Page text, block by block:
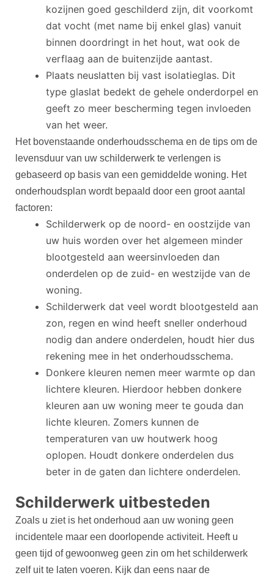
kozijnen goed geschilderd zijn, dit voorkomt
dat vocht (met name bij enkel glas) vanuit
binnen doordringt in het hout, wat ook de
verflaag aan de buitenzijde aantast.
Plaats neuslatten bij vast isolatieglas. Dit
type glaslat bedekt de gehele onderdorpel en
geeft zo meer bescherming tegen invloeden
van het weer.
Het bovenstaande onderhoudsschema en de tips om de
levensduur van uw schilderwerk te verlengen is
gebaseerd op basis van een gemiddelde woning. Het
onderhoudsplan wordt bepaald door een groot aantal
factoren:
Schilderwerk op de noord- en oostzijde van
uw huis worden over het algemeen minder
blootgesteld aan weersinvloeden dan
onderdelen op de zuid- en westzijde van de
woning.
Schilderwerk dat veel wordt blootgesteld aan
zon, regen en wind heeft sneller onderhoud
nodig dan andere onderdelen, houdt hier dus
rekening mee in het onderhoudsschema.
Donkere kleuren nemen meer warmte op dan
lichtere kleuren. Hierdoor hebben donkere
kleuren aan uw woning meer te gouda dan
lichte kleuren. Zomers kunnen de
temperaturen van uw houtwerk hoog
oplopen. Houdt donkere onderdelen dus
beter in de gaten dan lichtere onderdelen.
Schilderwerk uitbesteden
Zoals u ziet is het onderhoud aan uw woning geen
incidentele maar een doorlopende activiteit. Heeft u
geen tijd of gewoonweg geen zin om het schilderwerk
zelf uit te laten voeren. Kijk dan eens naar de